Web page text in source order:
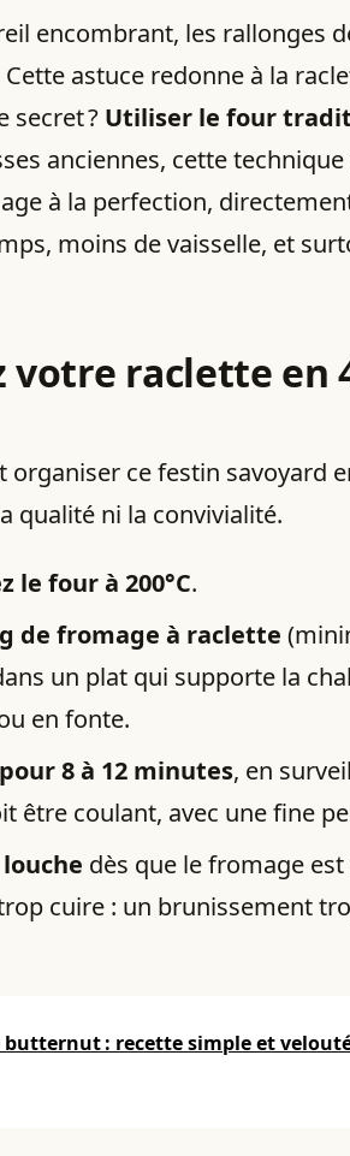
encombrant, les rallonges
astuce redonne à la
secret ? Utiliser le four
anciennes, cette
à la perfection,
moins de vaisselle, et
votre raclette en
organiser ce festin savoyard
qualité ni la convivialité.
le four à 200°C.
g de fromage à raclette
un plat qui supporte la
en fonte.
8 à 12 minutes, en
être coulant, avec une fine
dès que le fromage
cuire : un brunissement
butternut : recette simple et